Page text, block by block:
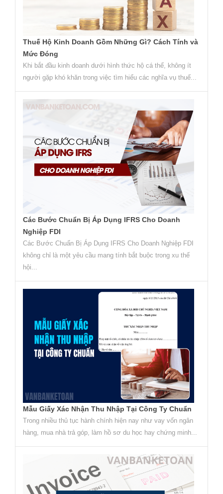
Thuế Hộ Kinh Doanh Gồm Những Gì? Cách Tính và
Mức Đóng
Khi bắt đầu kinh doanh dưới hình thức hộ cá thể, không ít
người gặp khó khăn trong việc tìm hiểu các nghĩa vụ thuế...
Các Bước Chuẩn Bị Áp Dụng IFRS Cho Doanh
Nghiệp FDI
Các Bước Chuẩn Bị Áp Dụng IFRS Cho Doanh Nghiệp FDI
không chỉ là một yêu cầu mang tính bắt buộc trong xu thế
hội...
Mẫu Giấy Xác Nhận Thu Nhập Tại Công Ty Chuẩn
Trong nhiều thủ tục hành chính hiện nay như vay vốn ngân
hàng, mua nhà trả góp, làm hồ sơ du học hay chứng minh...